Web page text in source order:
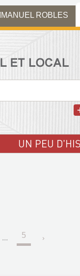
ROBLES
UN PEU
... 5